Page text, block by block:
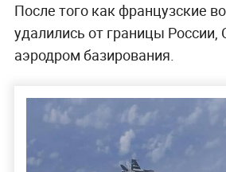
После того как французские
удалились от границы России,
аэродром базирования.